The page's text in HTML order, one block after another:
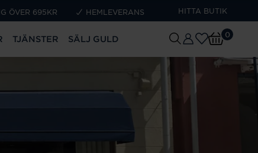
ÖVER 695KR HEMLEVERANS HITTA BUTIK
TJÄNSTER SÄLJ GULD 0